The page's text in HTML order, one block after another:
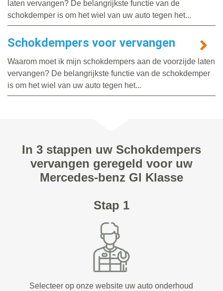
laten vervangen? De belangrijkste functie van de
schokdemper is om het wiel van uw auto tegen het...
Schokdempers voor vervangen
Waarom moet ik mijn schokdempers aan de voorzijde laten
vervangen? De belangrijkste functie van de schokdemper
is om het wiel van uw auto tegen het...
In 3 stappen uw Schokdempers
vervangen geregeld voor uw
Mercedes-benz Gl Klasse
Stap 1
Selecteer op onze website uw auto onderhoud